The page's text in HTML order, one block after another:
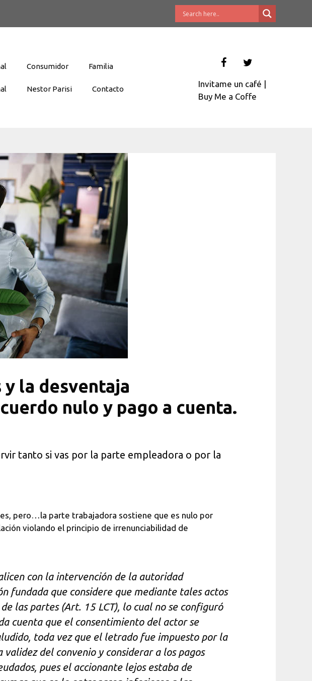
Consumidor Familia
Nestor Parisi Contacto
Invitame un café |
Buy Me a Coffe
la desventaja
nulo y pago a cuenta.
tanto si vas por la parte empleadora o por la
pero…la parte trabajadora sostiene que es nulo por
violando el principio de irrenunciabilidad de
con la intervención de la autoridad
fundada que considere que mediante tales actos
las partes (Art. 15 LCT), lo cual no se configuró
cuenta que el consentimiento del actor se
toda vez que el letrado fue impuesto por la
del convenio y considerar a los pagos
pues el accionante lejos estaba de